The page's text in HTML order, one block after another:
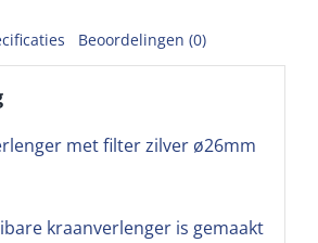
Beoordelingen (0)
met filter zilver ø26mm
kraanverlenger is gemaakt